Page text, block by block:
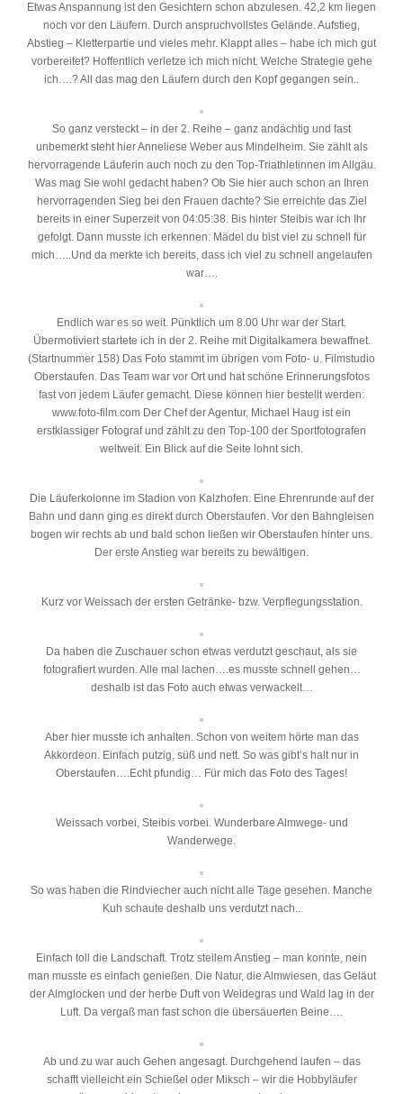
Etwas Anspannung ist den Gesichtern schon abzulesen. 42,2 km liegen
noch vor den Läufern. Durch anspruchvollstes Gelände. Aufstieg,
Abstieg – Kletterpartie und vieles mehr. Klappt alles – habe ich mich gut
vorbereitet? Hoffentlich verletze ich mich nicht. Welche Strategie gehe
ich….? All das mag den Läufern durch den Kopf gegangen sein..
So ganz versteckt – in der 2. Reihe – ganz andächtig und fast
unbemerkt steht hier Anneliese Weber aus Mindelheim. Sie zählt als
hervorragende Läuferin auch noch zu den Top-Triathletinnen im Allgäu.
Was mag Sie wohl gedacht haben? Ob Sie hier auch schon an Ihren
hervorragenden Sieg bei den Frauen dachte? Sie erreichte das Ziel
bereits in einer Superzeit von 04:05:38. Bis hinter Steibis war ich Ihr
gefolgt. Dann musste ich erkennen: Mädel du bist viel zu schnell für
mich…..Und da merkte ich bereits, dass ich viel zu schnell angelaufen
war….
Endlich war es so weit. Pünktlich um 8.00 Uhr war der Start.
Übermotiviert startete ich in der 2. Reihe mit Digitalkamera bewaffnet.
(Startnummer 158) Das Foto stammt im übrigen vom Foto- u. Filmstudio
Oberstaufen. Das Team war vor Ort und hat schöne Erinnerungsfotos
fast von jedem Läufer gemacht. Diese können hier bestellt werden:
www.foto-film.com Der Chef der Agentur, Michael Haug ist ein
erstklassiger Fotograf und zählt zu den Top-100 der Sportfotografen
weltweit. Ein Blick auf die Seite lohnt sich.
Die Läuferkolonne im Stadion von Kalzhofen. Eine Ehrenrunde auf der
Bahn und dann ging es direkt durch Oberstaufen. Vor den Bahngleisen
bogen wir rechts ab und bald schon ließen wir Oberstaufen hinter uns.
Der erste Anstieg war bereits zu bewältigen.
Kurz vor Weissach der ersten Getränke- bzw. Verpflegungsstation.
Da haben die Zuschauer schon etwas verdutzt geschaut, als sie
fotografiert wurden. Alle mal lachen….es musste schnell gehen…
deshalb ist das Foto auch etwas verwackelt…
Aber hier musste ich anhalten. Schon von weitem hörte man das
Akkordeon. Einfach putzig, süß und nett. So was gibt’s halt nur in
Oberstaufen….Echt pfundig… Für mich das Foto des Tages!
Weissach vorbei, Steibis vorbei. Wunderbare Almwege- und
Wanderwege.
So was haben die Rindviecher auch nicht alle Tage gesehen. Manche
Kuh schaute deshalb uns verdutzt nach..
Einfach toll die Landschaft. Trotz steilem Anstieg – man konnte, nein
man musste es einfach genießen. Die Natur, die Almwiesen, das Geläut
der Almglocken und der herbe Duft von Weidegras und Wald lag in der
Luft. Da vergaß man fast schon die übersäuerten Beine….
Ab und zu war auch Gehen angesagt. Durchgehend laufen – das
schafft vielleicht ein Schießel oder Miksch – wir die Hobbyläufer